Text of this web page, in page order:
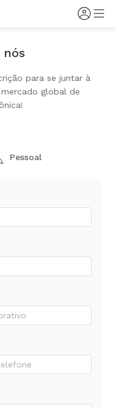
para se juntar à
global de
Pessoal